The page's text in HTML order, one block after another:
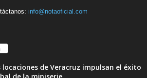
info@notaoficial.com
locaciones de Veracruz impulsan el éxito
de la miniserie...